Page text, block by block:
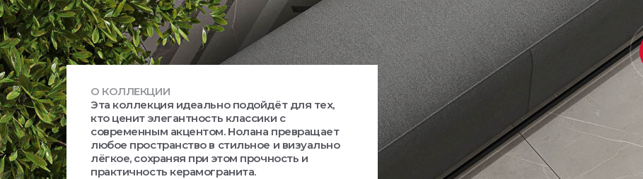
О КОЛЛЕКЦИИ
Эта коллекция идеально подойдёт для тех,
кто ценит элегантность классики с
современным акцентом. Нолана превращает
любое пространство в стильное и визуально
лёгкое, сохраняя при этом прочность и
практичность керамогранита.